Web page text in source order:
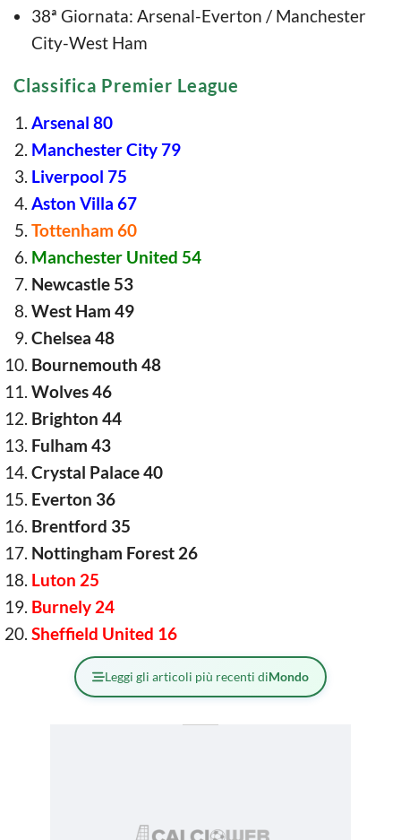
38ª Giornata: Arsenal-Everton / Manchester
City-West Ham
Classifica Premier League
Arsenal 80
Manchester City 79
Liverpool 75
Aston Villa 67
Tottenham 60
Manchester United 54
Newcastle 53
West Ham 49
Chelsea 48
Bournemouth 48
Wolves 46
Brighton 44
Fulham 43
Crystal Palace 40
Everton 36
Brentford 35
Nottingham Forest 26
Luton 25
Burnely 24
Sheffield United 16
Leggi gli articoli più recenti diMondo